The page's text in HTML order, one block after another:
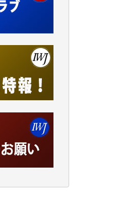
今は非会員
のカメラマ
。少しでも
。（T.M.
。IWJの危
ですが病気
一杯のカン
な取材記事